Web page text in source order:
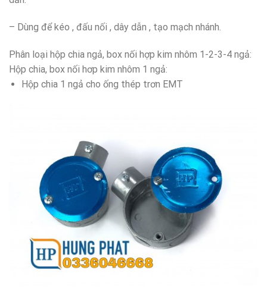
– Dùng để kéo , đấu nối , dây dẫn , tạo mạch nhánh.
Phân loại hộp chia ngả, box nối hợp kim nhôm 1-2-3-4 ngả:
Hộp chia, box nối hơp kim nhôm 1 ngả:
Hộp chia 1 ngả cho ống thép trơn EMT